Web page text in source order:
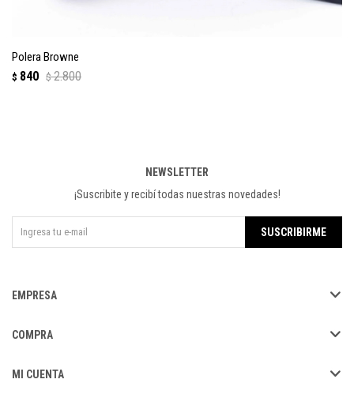
Polera Browne
$ 840 $ 2.800
EMPRESA
COMPRA
MI CUENTA
NEWSLETTER
¡Suscribite y recibí todas nuestras novedades!
SUSCRIBIRME